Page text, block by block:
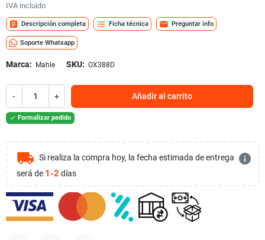
IVA incluido
assignment Descripción completa format_list_bulleted Ficha técnica mail Preguntar info
Soporte Whatsapp
Marca: Mahle SKU: OX388D
- + Añadir al carrito
 Formalizar pedido
local_shipping Si realiza la compra hoy, la fecha estimada de entrega
será de 1-2 días
info